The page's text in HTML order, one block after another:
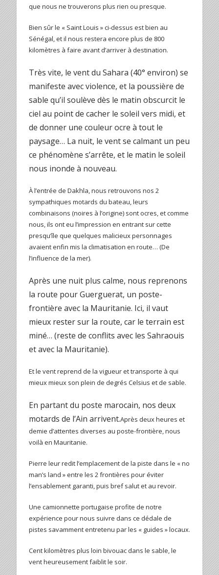
que nous ne trouverons plus rien ou presque.
Bien sûr le « Saint Louis » ci-dessus est bien au
Sénégal, et il nous restera encore plus de 800
kilomètres à faire avant d’arriver à destination.
Très vite, le vent du Sahara (40° environ) se
manifeste avec violence, et la poussière de
sable qu’il soulève dès le matin obscurcit le
ciel au point de cacher le soleil vers midi, et
de donner une couleur ocre à tout le
paysage… La nuit, le vent se calmant un peu
ce phénomène s’arrête, et le matin le soleil
nous inonde à nouveau.
À l’entrée de Dakhla, nous retrouvons nos 2
sympathiques motards du bateau, leurs
combinaisons (noires à l’origine) sont ocres, et comme
nous, ils ont eu l’impression en entrant sur cette
presqu’île que quelques malicieux personnages
avaient enfin mis la climatisation en route… (De
l’influence de la mer).
Après une nuit plus calme, nous reprenons
la route pour Guerguerat, un poste-
frontière avec la Mauritanie. Ici, il vaut
mieux rester sur la route, car le terrain est
miné… (reste de conflits avec les Sahraouis
et avec la Mauritanie).
Et le vent reprend de la vigueur et transporte à qui
mieux mieux son plein de degrés Celsius et de sable.
En partant du poste marocain, nos deux
motards de l’Ain arrivent.Après deux heures et
demie d’attentes diverses au poste-frontière, nous
voilà en Mauritanie.
Pierre leur redit l’emplacement de la piste dans le « no
man’s land » entre les 2 frontières pour éviter
l’ensablement garanti, puis bref salut et au revoir.
Une camionnette portugaise profite de notre
expérience pour nous suivre dans ce dédale de
pistes savamment entretenu par les « guides » locaux.
Cent kilomètres plus loin bivouac dans le sable, le
vent heureusement faiblit le soir.